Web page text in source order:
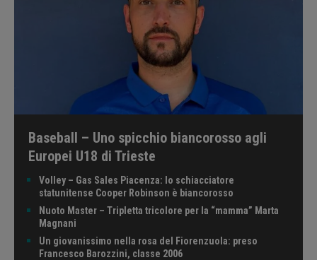
Baseball – Uno spicchio biancorosso agli
Europei U18 di Trieste
Volley – Gas Sales Piacenza: lo schiacciatore
statunitense Cooper Robinson è biancorosso
Nuoto Master – Tripletta tricolore per la “mamma” Marta
Magnani
Un giovanissimo nella rosa del Fiorenzuola: preso
Francesco Barozzini, classe 2006